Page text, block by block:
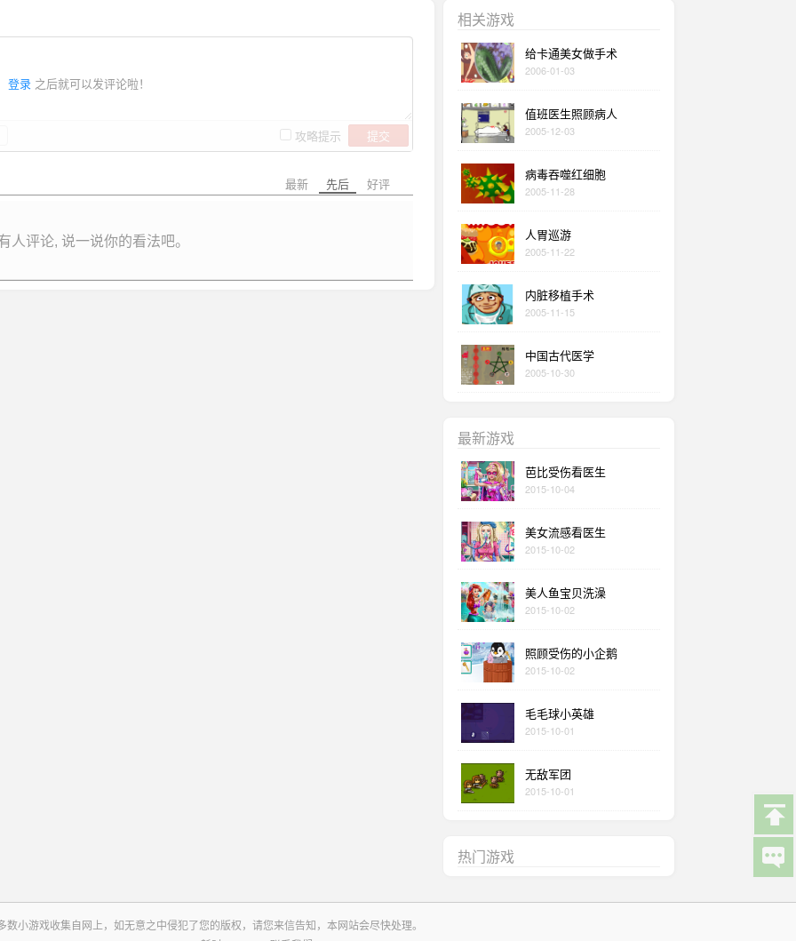
登录 之后就可以发评论啦！
攻略提示 提交
最新 先后 好评
人评论, 说一说你的看法吧。
相关游戏
给卡通美女做手术
2006-01-03
值班医生照顾病人
2005-12-03
病毒吞噬红细胞
2005-11-28
人胃巡游
2005-11-22
内脏移植手术
2005-11-15
中国古代医学
2005-10-30
最新游戏
芭比受伤看医生
2015-10-04
美女流感看医生
2015-10-02
美人鱼宝贝洗澡
2015-10-02
照顾受伤的小企鹅
2015-10-02
毛毛球小英雄
2015-10-01
无敌军团
2015-10-01
热门游戏
数小游戏收集自网上，如无意之中侵犯了您的版权，请您来信告知，本网站会尽快处理。